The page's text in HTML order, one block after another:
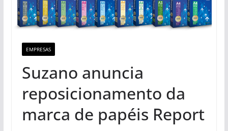
EMPRESAS
Suzano anuncia
reposicionamento da
marca de papéis Report